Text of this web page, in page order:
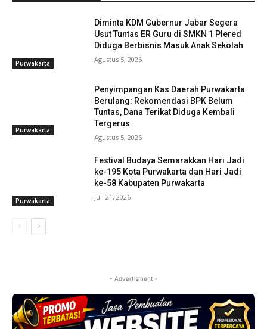
Purwakarta
Diminta KDM Gubernur Jabar Segera
Usut Tuntas ER Guru di SMKN 1 Plered
Diduga Berbisnis Masuk Anak Sekolah
Agustus 5, 2026
Purwakarta
Penyimpangan Kas Daerah Purwakarta
Berulang: Rekomendasi BPK Belum
Tuntas, Dana Terikat Diduga Kembali
Tergerus
Agustus 5, 2026
Purwakarta
Festival Budaya Semarakkan Hari Jadi
ke-195 Kota Purwakarta dan Hari Jadi
ke-58 Kabupaten Purwakarta
Juli 21, 2026
- Advertisment -